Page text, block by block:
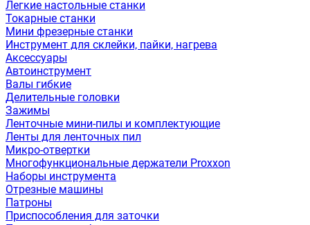
Легкие настольные станки
Токарные станки
Мини фрезерные станки
Инструмент для склейки, пайки, нагрева
Аксессуары
Автоинструмент
Валы гибкие
Делительные головки
Зажимы
Ленточные мини-пилы и комплектующие
Ленты для ленточных пил
Микро-отвертки
Многофункциональные держатели Proxxon
Наборы инструмента
Отрезные машины
Патроны
Приспособления для заточки